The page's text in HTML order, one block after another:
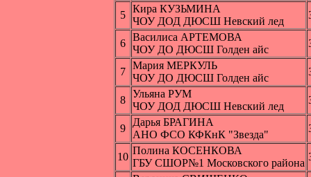
5
Кира КУЗЬМИНА
ЧОУ ДОД ДЮСШ Невский лед
6
Василиса АРТЕМОВА
ЧОУ ДО ДЮСШ Голден айс
7
Мария МЕРКУЛЬ
ЧОУ ДО ДЮСШ Голден айс
8
Ульяна РУМ
ЧОУ ДОД ДЮСШ Невский лед
9
Дарья БРАГИНА
АНО ФСО КФКнК "Звезда"
10
Полина КОСЕНКОВА
ГБУ СШОР№1 Московского района